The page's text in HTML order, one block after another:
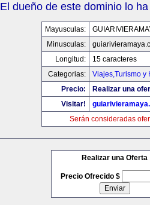
El dueño de este dominio lo
Mayusculas:
Minusculas:
Longitud:
15 caracteres
Categorias:
Viajes,Turismo y
Precio:
Realizar una
Visitar!
Serán consideradas
Realizar una Oferta
Precio Ofrecido $